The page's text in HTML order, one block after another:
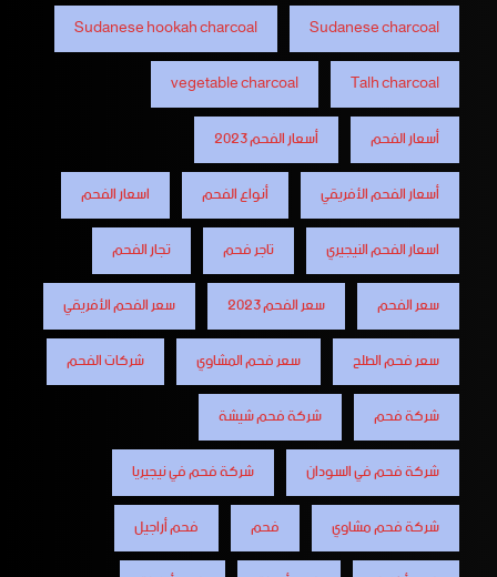
Sudanese charcoal
Sudanese hookah charcoal
Talh charcoal
vegetable charcoal
أسعار الفحم
أسعار الفحم 2023
أسعار الفحم الأفريقي
أنواع الفحم
اسعار الفحم
اسعار الفحم النيجيري
تاجر فحم
تجار الفحم
سعر الفحم
سعر الفحم 2023
سعر الفحم الأفريقي
سعر فحم الطلح
سعر فحم المشاوي
شركات الفحم
شركة فحم
شركة فحم شيشة
شركة فحم في السودان
شركة فحم في نيجيريا
شركة فحم مشاوي
فحم
فحم أراجيل